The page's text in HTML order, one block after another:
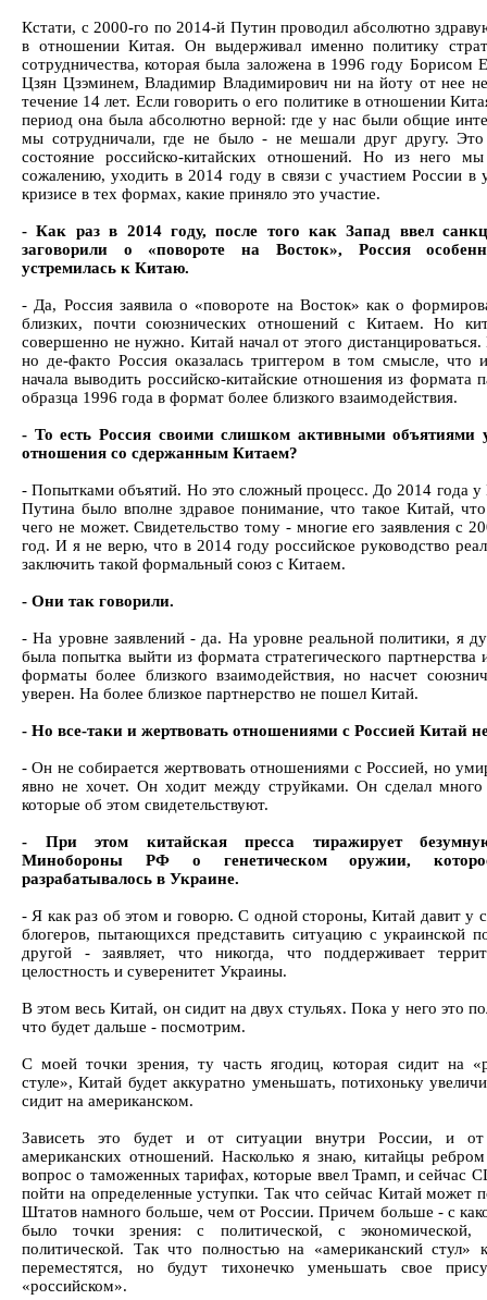
Кстати, с 2000-го по 2014-й Путин проводил абсолютно
в отношении Китая. Он выдерживал именно политику
сотрудничества, которая была заложена в 1996 году Борисом
Цзян Цзэминем, Владимир Владимирович ни на йоту от нее
течение 14 лет. Если говорить о его политике в отношении
период она была абсолютно верной: где у нас были общие
мы сотрудничали, где не было - не мешали друг другу. Это
состояние российско-китайских отношений. Но из него
сожалению, уходить в 2014 году в связи с участием России в
кризисе в тех формах, какие приняло это участие.
- Как раз в 2014 году, после того как Запад ввел
заговорили о «повороте на Восток», Россия
устремилась к Китаю.
- Да, Россия заявила о «повороте на Восток» как о
близких, почти союзнических отношений с Китаем. Но
совершенно не нужно. Китай начал от этого
но де-факто Россия оказалась триггером в том смысле, что
начала выводить российско-китайские отношения из формата
образца 1996 года в формат более близкого взаимодействия.
- То есть Россия своими слишком активными объятиями
отношения со сдержанным Китаем?
- Попытками объятий. Но это сложный процесс. До 2014 года у
Путина было вполне здравое понимание, что такое Китай,
чего не может. Свидетельство тому - многие его заявления с
год. И я не верю, что в 2014 году российское руководство
заключить такой формальный союз с Китаем.
- Они так говорили.
- На уровне заявлений - да. На уровне реальной политики, я
была попытка выйти из формата стратегического партнерства
форматы более близкого взаимодействия, но насчет
уверен. На более близкое партнерство не пошел Китай.
- Но все-таки и жертвовать отношениями с Россией Китай
- Он не собирается жертвовать отношениями с Россией, но
явно не хочет. Он ходит между струйками. Он сделал много
которые об этом свидетельствуют.
- При этом китайская пресса тиражирует
Минобороны РФ о генетическом оружии,
разрабатывалось в Украине.
- Я как раз об этом и говорю. С одной стороны, Китай давит у
блогеров, пытающихся представить ситуацию с украинской
другой - заявляет, что никогда, что поддерживает
целостность и суверенитет Украины.
В этом весь Китай, он сидит на двух стульях. Пока у него это
что будет дальше - посмотрим.
С моей точки зрения, ту часть ягодиц, которая сидит на
стуле», Китай будет аккуратно уменьшать, потихоньку
сидит на американском.
Зависеть это будет и от ситуации внутри России, и от
американских отношений. Насколько я знаю, китайцы ребром
вопрос о таможенных тарифах, которые ввел Трамп, и сейчас
пойти на определенные уступки. Так что сейчас Китай может
Штатов намного больше, чем от России. Причем больше - с
было точки зрения: с политической, с экономической,
политической. Так что полностью на «американский стул»
переместятся, но будут тихонечко уменьшать свое
«российском».